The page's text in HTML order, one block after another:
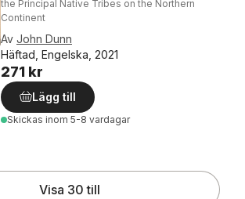
the Principal Native Tribes on the Northern
Continent
Av John Dunn
Häftad, Engelska, 2021
271 kr
Lägg till
Skickas inom 5-8 vardagar
Visa 30 till